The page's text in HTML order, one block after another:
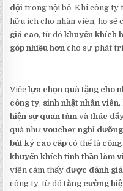
đội trong nội bộ. Khi công ty
hữu ích cho nhân viên, họ sẽ
giá cao, từ đókhuyến khích
góp nhiều hơn cho sự phát
Việclựa chọn quà tặng cho
công ty, sinh nhật nhân viên,
hiện sự quan tâmvàthúc
quà nhưvoucher nghỉ dưỡng
bút ký cao cấp có thể là
khuyến khích tinh thần làm
viên cảm thấy được đánh
công ty, từ đótăng cường